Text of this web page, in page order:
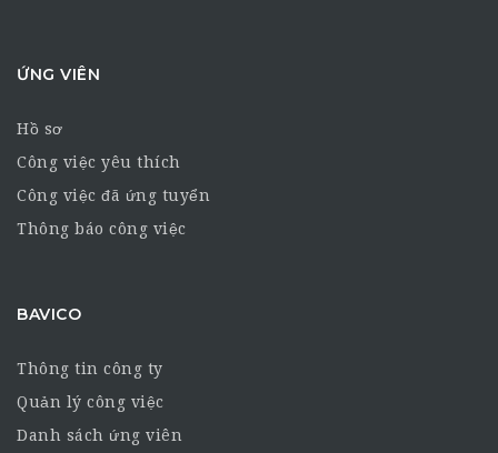
ỨNG VIÊN
Hồ sơ
Công việc yêu thích
Công việc đã ứng tuyển
Thông báo công việc
BAVICO
Thông tin công ty
Quản lý công việc
Danh sách ứng viên